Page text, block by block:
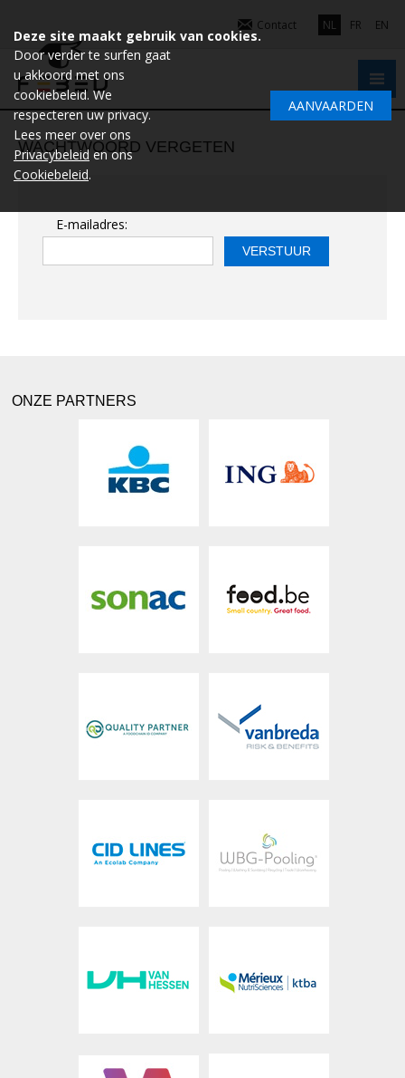
Contact NL FR EN
WACHTWOORD VERGETEN
E-mailadres:
ONZE PARTNERS
Deze site maakt gebruik van cookies.
Door verder te surfen gaat
u akkoord met ons
cookiebeleid. We
respecteren uw privacy.
Lees meer over ons
Privacybeleiden ons
Cookiebeleid.
AANVAARDEN